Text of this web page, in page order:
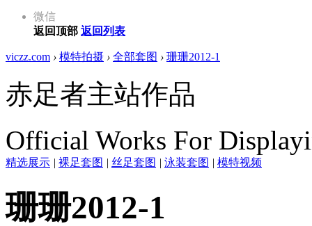
微信
返回顶部 返回列表
viczz.com › 模特拍摄 › 全部套图 › 珊珊2012-1
赤足者主站作品
Official Works For
精选展示 | 裸足套图 | 丝足套图 | 泳装套图 | 模特视频
珊珊2012-1